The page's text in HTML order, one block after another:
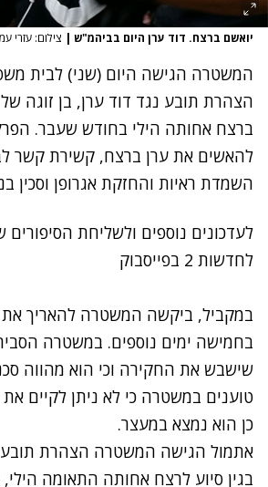
יואשם ברצח. דוד ערן היום בביהמ"ש | צילום: עזרי
המשטרה הגישה היום (שני) לבית
הצהרת תובע נגד דוד ערן, בן זוגה
ברצח אחותה הילי בחודש שעבר.
להאשים את ערן ברצח, קשירת קשר
השמדת ראיות והחזקת אגרופן וסכין
לעדכונים נוספים ולשליחת הסיפורים
לחדשות 2 בפייסבוק
במקביל, ביקשה המשטרה להאריך את
בחמישה ימים נוספים. במשטרה
שישבש את החקירה וכי הוא מהווה
טוענים במשטרה כי לא ניתן לקיים
כן הוא נמצא במעצר.
אתמול הגישה המשטרה הצהרת תובע
בגין סיוע לרצח אחותה התאומה